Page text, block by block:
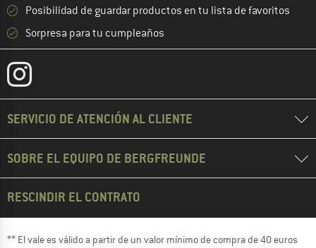
Posibilidad de guardar productos en tu lista de favoritos
Sorpresa para tu cumpleaños
SERVICIO DE ATENCIÓN AL CLIENTE
SOBRE EL EQUIPO DE BERGFREUNDE
RESCINDIR EL CONTRATO
** El vale es válido a partir de un valor mínimo de compra de 40 euros